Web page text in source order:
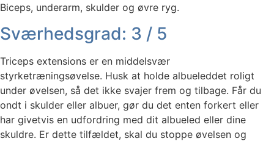
Biceps, underarm, skulder og øvre ryg.
Sværhedsgrad: 3 / 5
Triceps extensions er en middelsvær
styrketræningsøvelse. Husk at holde albueleddet roligt
under øvelsen, så det ikke svajer frem og tilbage. Får du
ondt i skulder eller albuer, gør du det enten forkert eller
har givetvis en udfordring med dit albueled eller dine
skuldre. Er dette tilfældet, skal du stoppe øvelsen og